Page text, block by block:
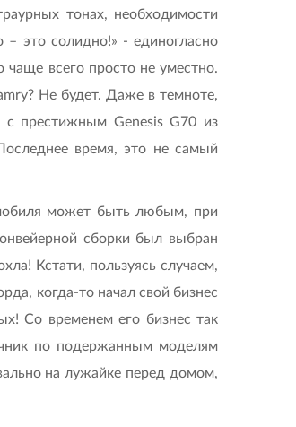
тонах, необходимости
это солидно!» - единогласно
чаще всего просто не уместно.
Не будет. Даже в темноте,
престижным Genesis G70 из
время, это не самый
может быть любым, при
сборки был выбран
Кстати, пользуясь случаем,
когда-то начал свой бизнес
Со временем его бизнес так
по подержанным моделям
на лужайке перед домом,